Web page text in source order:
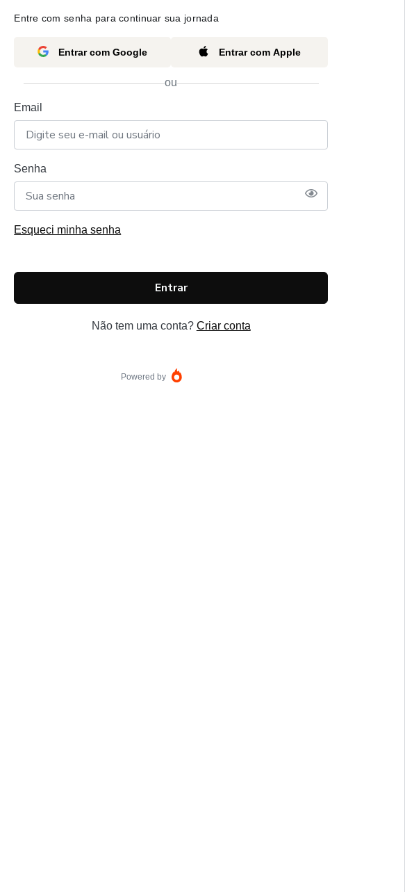
Entre com senha para continuar sua jornada
Entrar com Google Entrar com Apple
ou
Email
Senha
Esqueci minha senha
Entrar
Não tem uma conta? Criar conta
Powered by